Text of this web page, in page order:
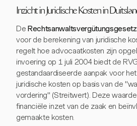
Inzicht in Juridische Kosten in
DeRechtsanwaltsvergütungsgesetz
voor de berekening van juridische
regelt hoe advocaatkosten zijn
invoering op 1 juli 2004 biedt de
gestandaardiseerde aanpak voor
juridische kosten op basis van de
vordering" (Streitwert). Deze
financiële inzet van de zaak en
gemaakte kosten.